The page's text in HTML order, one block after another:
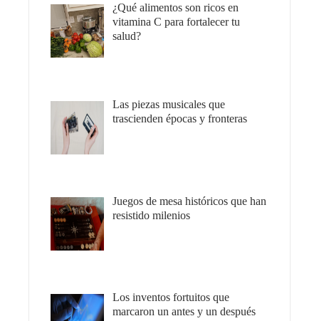
¿Qué alimentos son ricos en
vitamina C para fortalecer tu
salud?
Las piezas musicales que
trascienden épocas y fronteras
Juegos de mesa históricos que han
resistido milenios
Los inventos fortuitos que
marcaron un antes y un después